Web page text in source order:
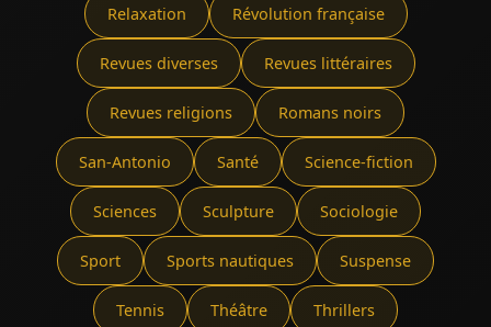
Relaxation Révolution française
Revues diverses Revues littéraires
Revues religions Romans noirs
San-Antonio Santé Science-fiction
Sciences Sculpture Sociologie
Sport Sports nautiques Suspense
Tennis Théâtre Thrillers